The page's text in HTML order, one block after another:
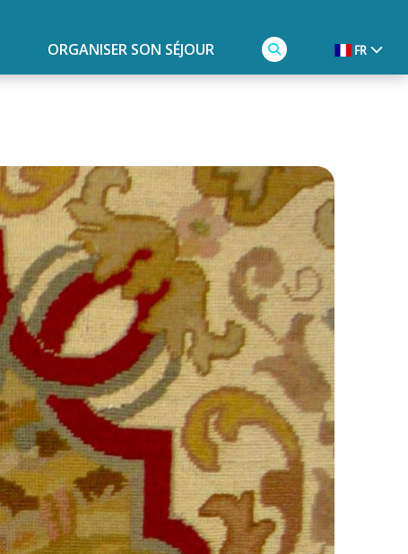
ORGANISER SON SÉJOUR FR